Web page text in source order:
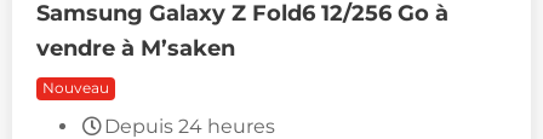
Samsung Galaxy Z Fold6 12/256 Go à
vendre à M’saken
Nouveau
Depuis 24 heures